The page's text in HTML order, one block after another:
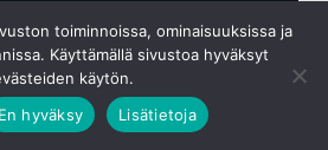
toiminnoissa, ominaisuuksissa ja
Käyttämällä sivustoa hyväksyt
käytön.
En hyväksy Lisätietoja